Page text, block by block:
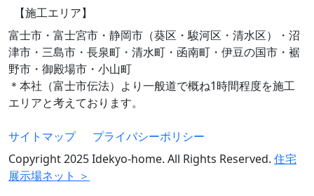
【施工エリア】
富士市・富士宮市・静岡市（葵区・駿河区・清水区）・沼
津市・三島市・長泉町・清水町・函南町・伊豆の国市・裾
野市・御殿場市・小山町
＊本社（富士市伝法）より一般道で概ね1時間程度を施工
エリアと考えております。
サイトマップ
プライバシーポリシー
Copyright 2025 Idekyo-home. All Rights Reserved. 住宅
展示場ネット ＞